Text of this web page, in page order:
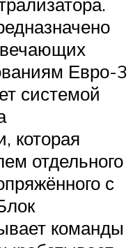
Евро-3
системой
которая
отдельного
с
команды